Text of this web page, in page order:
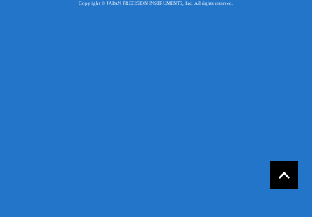
Copyright © JAPAN PRECISION INSTRUMENTS, Inc. All rights reserved.